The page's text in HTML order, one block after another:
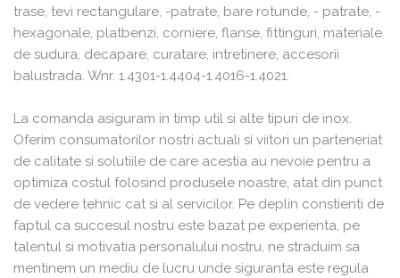
trase, tevi rectangulare, -patrate, bare rotunde, - patrate, -
hexagonale, platbenzi, corniere, flanse, fittinguri, materiale
de sudura, decapare, curatare, intretinere, accesorii
balustrada. Wnr. 1.4301-1.4404-1.4016-1.4021.
La comanda asiguram in timp util si alte tipuri de inox.
Oferim consumatorilor nostri actuali si viitori un parteneriat
de calitate si solutiile de care acestia au nevoie pentru a
optimiza costul folosind produsele noastre, atat din punct
de vedere tehnic cat si al servicilor. Pe deplin constienti de
faptul ca succesul nostru este bazat pe experienta, pe
talentul si motivatia personalului nostru, ne straduim sa
mentinem un mediu de lucru unde siguranta este regula